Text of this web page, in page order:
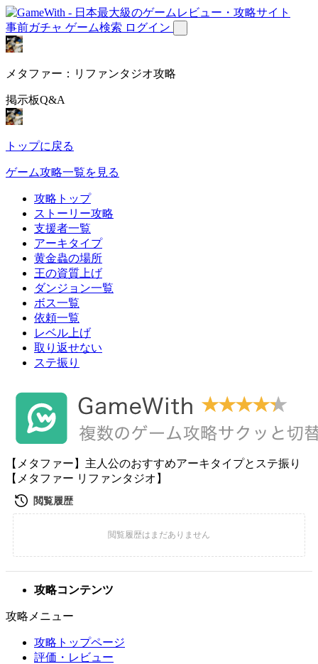
事前ガチャ ゲーム検索 ログイン
メタファー：リファンタジオ攻略
掲示板Q&A
トップに戻る
ゲーム攻略一覧を見る
攻略トップ
ストーリー攻略
支援者一覧
アーキタイプ
黄金蟲の場所
王の資質上げ
ダンジョン一覧
ボス一覧
依頼一覧
レベル上げ
取り返せない
ステ振り
【メタファー】主人公のおすすめアーキタイプとステ振り
【メタファー リファンタジオ】
攻略コンテンツ
攻略メニュー
攻略トップページ
評価・レビュー